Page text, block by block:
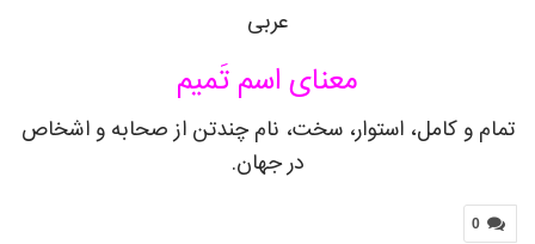
عربی
معنای اسمتَمیم
تمام و کامل، استوار، سخت، نام چندتن از صحابه و اشخاص
در جهان.
0